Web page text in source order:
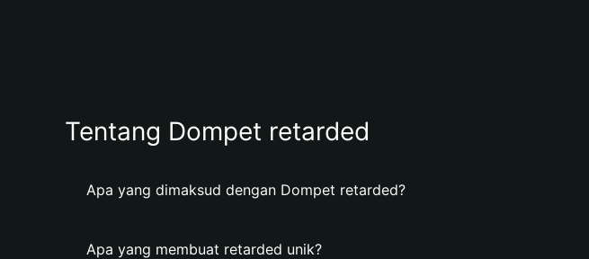
Tentang Dompet retarded
Apa yang dimaksud dengan Dompet retarded?
Apa yang membuat retarded unik?